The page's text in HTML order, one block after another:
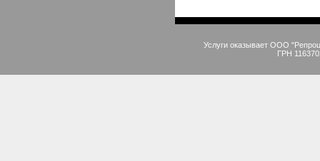
Услуги оказывает ООО
ГРН